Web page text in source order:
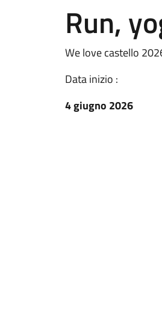
Run,
We love castello
Data inizio :
4 giugno 2026